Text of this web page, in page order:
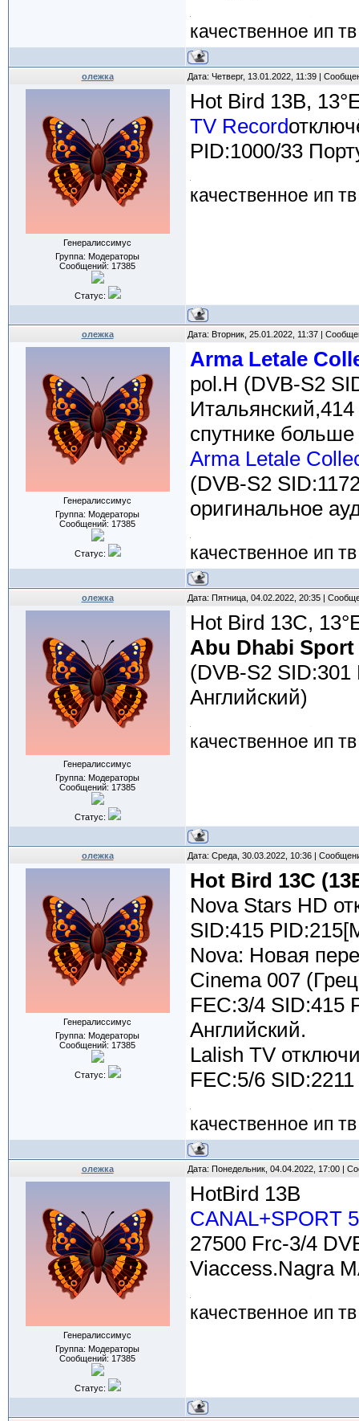
качественное ип
олежка Дата: Четверг, 13.01.2022, 11:39 |
Генералиссимус
Группа: Модераторы
Сообщений: 17385
Статус:
Hot Bird 13B,
TV Record
PID:1000/33
качественное ип
олежка Дата: Вторник, 25.01.2022, 11:37 |
Генералиссимус
Группа: Модераторы
Сообщений: 17385
Статус:
Arma Letale
pol.H (DVB-S2
спутнике
Arma Letale
(DVB-S2
оригинальное
качественное ип
олежка Дата: Пятница, 04.02.2022, 20:35 |
Генералиссимус
Группа: Модераторы
Сообщений: 17385
Статус:
Hot Bird 13C,
Abu Dhabi
(DVB-S2 SID:301
Английский)
качественное ип
олежка Дата: Среда, 30.03.2022, 10:36 |
Генералиссимус
Группа: Модераторы
Сообщений: 17385
Статус:
Hot Bird 13C
Nova Stars HD
SID:415
Nova: Новая
Cinema 007
FEC:3/4 SID:415
Английский.
Lalish TV
FEC:5/6
качественное ип
олежка Дата: Понедельник, 04.04.2022, 17:00 |
Генералиссимус
Группа: Модераторы
Сообщений: 17385
Статус:
HotBird 13B
CANAL+SPORT
27500 Frc-3/4
Viaccess.Nagra
качественное ип